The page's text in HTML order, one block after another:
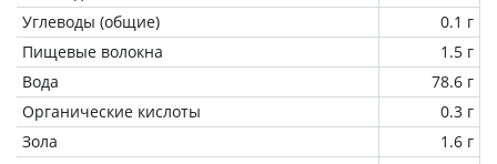
Углеводы (общие)
0.1 г
Пищевые волокна
1.5 г
Вода
78.6 г
Органические кислоты
0.3 г
Зола
1.6 г